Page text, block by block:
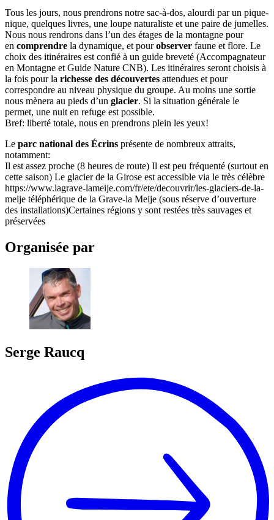
Tous les jours, nous prendrons notre sac-à-dos, alourdi par un pique-
nique, quelques livres, une loupe naturaliste et une paire de jumelles.
Nous nous rendrons dans l’un des étages de la montagne pour
en comprendre la dynamique, et pourobserver faune et flore. Le
choix des itinéraires est confié à un guide breveté (Accompagnateur
en Montagne et Guide Nature CNB). Les itinéraires seront choisis à
la fois pour la richesse des découvertes attendues et pour
correspondre au niveau physique du groupe. Au moins une sortie
nous mènera au pieds d’un glacier. Si la situation générale le
permet, une nuit en refuge est possible.
Bref: liberté totale, nous en prendrons plein les yeux!
Le parc national des Écrins présente de nombreux attraits,
notamment:
Il est assez proche (8 heures de route) Il est peu fréquenté (surtout en
cette saison) Le glacier de la Girose est accessible via le très célèbre
https://www.lagrave-lameije.com/fr/ete/decouvrir/les-glaciers-de-la-
meije téléphérique de la Grave-la Meije (sous réserve d’ouverture
des installations)Certaines régions y sont restées très sauvages et
préservées
Organisée par
Serge Raucq